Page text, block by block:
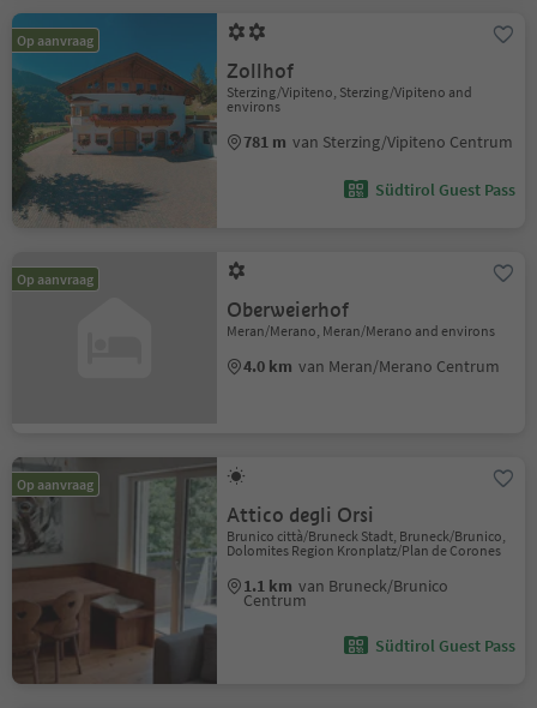
Op aanvraag
Zollhof
Sterzing/Vipiteno, Sterzing/Vipiteno and
environs
781 m van Sterzing/Vipiteno Centrum
Südtirol Guest Pass
Op aanvraag
Oberweierhof
Meran/Merano, Meran/Merano and environs
4.0 km van Meran/Merano Centrum
Op aanvraag
Attico degli Orsi
Brunico città/Bruneck Stadt, Bruneck/Brunico,
Dolomites Region Kronplatz/Plan de Corones
1.1 km van Bruneck/Brunico
Centrum
Südtirol Guest Pass